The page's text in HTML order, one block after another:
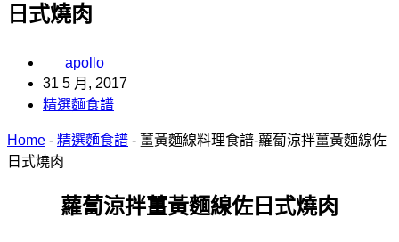
日式燒肉
apollo
31 5 月, 2017
精選麵食譜
Home - 精選麵食譜 - 薑黃麵線料理食譜-蘿蔔涼拌薑黃麵線佐
日式燒肉
蘿蔔涼拌薑黃麵線佐日式燒肉